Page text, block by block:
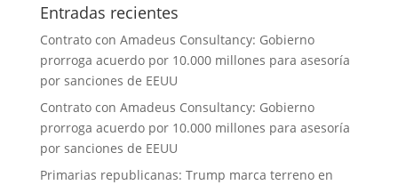
Entradas recientes
Contrato con Amadeus Consultancy: Gobierno
prorroga acuerdo por 10.000 millones para asesoría
por sanciones de EEUU
Contrato con Amadeus Consultancy: Gobierno
prorroga acuerdo por 10.000 millones para asesoría
por sanciones de EEUU
Primarias republicanas: Trump marca terreno en